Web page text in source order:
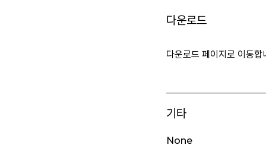
다운로드
다운로드 페이지로 이동합
기타
None